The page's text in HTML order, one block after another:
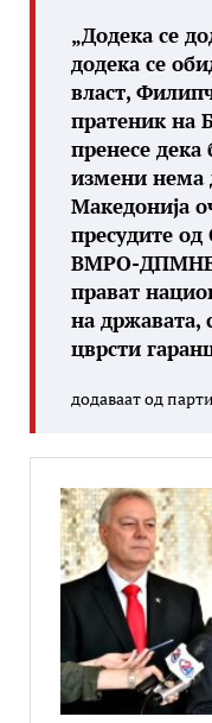
„Додека се
додека се
власт,
пратеник на
пренесе дека
измени нема
Македонија
пресудите од
ВМРО-ДПМНЕ
прават
на државата,
цврсти
додаваат од